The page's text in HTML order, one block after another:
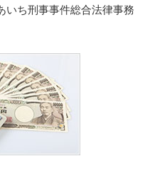
いち刑事事件総合法律事務